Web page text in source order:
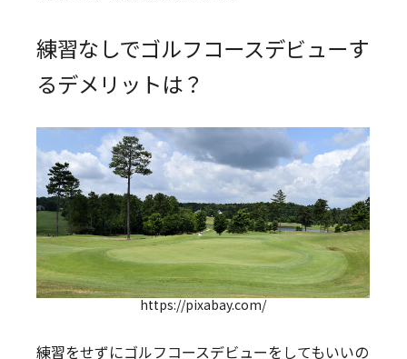
練習なしでゴルフコースデビューす
るデメリットは？
https://pixabay.com/
練習をせずにゴルフコースデビューをしてもいいの